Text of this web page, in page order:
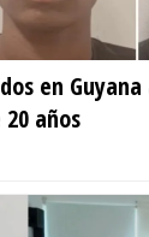
en Guyana
años